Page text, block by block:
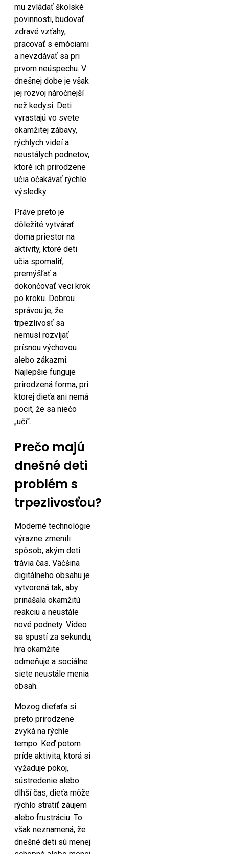
mu zvládať školské
povinnosti, budovať
zdravé vzťahy,
pracovať s emóciami
a nevzdávať sa pri
prvom neúspechu. V
dnešnej dobe je však
jej rozvoj náročnejší
než kedysi. Deti
vyrastajú vo svete
okamžitej zábavy,
rýchlych videí a
neustálych podnetov,
ktoré ich prirodzene
učia očakávať rýchle
výsledky.
Práve preto je
dôležité vytvárať
doma priestor na
aktivity, ktoré deti
učia spomaliť,
premýšľať a
dokončovať veci krok
po kroku. Dobrou
správou je, že
trpezlivosť sa
nemusí rozvíjať
prísnou výchovou
alebo zákazmi.
Najlepšie funguje
prirodzená forma, pri
ktorej dieťa ani nemá
pocit, že sa niečo
„učí“.
Prečo majú
dnešné deti
problém s
trpezlivosťou?
Moderné technológie
výrazne zmenili
spôsob, akým deti
trávia čas. Väčšina
digitálneho obsahu je
vytvorená tak, aby
prinášala okamžitú
reakciu a neustále
nové podnety. Video
sa spustí za sekundu,
hra okamžite
odmeňuje a sociálne
siete neustále menia
obsah.
Mozog dieťaťa si
preto prirodzene
zvyká na rýchle
tempo. Keď potom
príde aktivita, ktorá si
vyžaduje pokoj,
sústredenie alebo
dlhší čas, dieťa môže
rýchlo stratiť záujem
alebo frustráciu. To
však neznamená, že
dnešné deti sú menej